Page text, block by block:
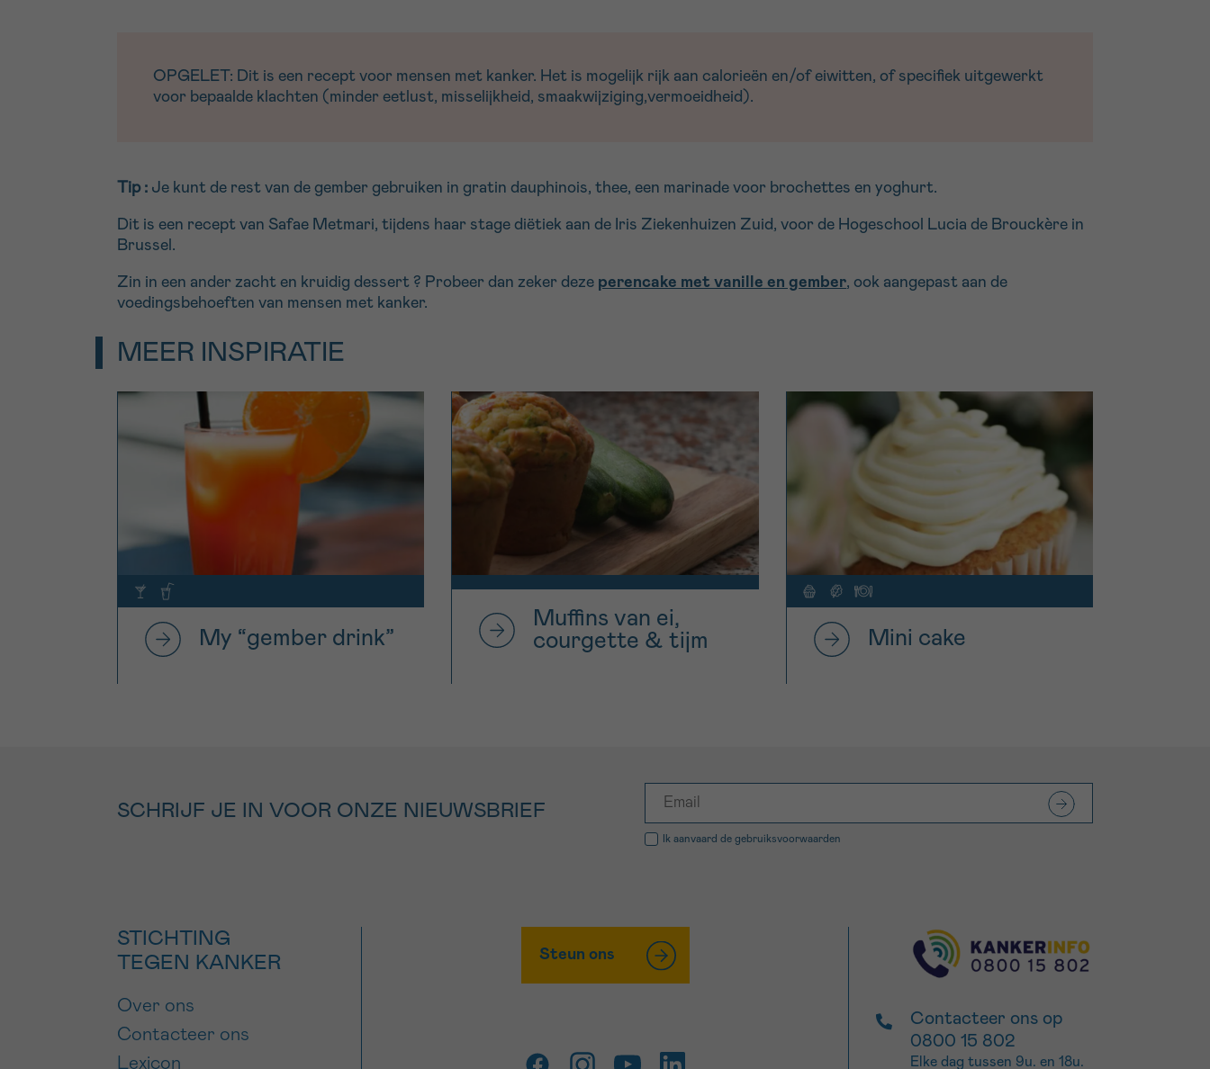
OPGELET: Dit is een recept voor mensen met kanker. Het is mogelijk rijk aan calorieën en/of eiwitten, of specifiek uitgewerkt
voor bepaalde klachten (minder eetlust, misselijkheid, smaakwijziging,vermoeidheid).
Tip : Je kunt de rest van de gember gebruiken in gratin dauphinois, thee, een marinade voor brochettes en yoghurt.
Dit is een recept van Safae Metmari, tijdens haar stage diëtiek aan de Iris Ziekenhuizen Zuid, voor de Hogeschool Lucia de Brouckère in
Brussel.
Zin in een ander zacht en kruidig dessert ? Probeer dan zeker deze perencake met vanille en gember, ook aangepast aan de
voedingsbehoeften van mensen met kanker.
MEER INSPIRATIE
My “gember drink”
Muffins van ei,
courgette & tijm
Mini cake
SCHRIJF JE IN VOOR ONZE NIEUWSBRIEF
Ik aanvaard de gebruiksvoorwaarden
STICHTING
TEGEN KANKER
Over ons
Contacteer ons
Lexicon
Steun ons
Contacteer ons op
0800 15 802
Elke dag tussen 9u. en 18u.